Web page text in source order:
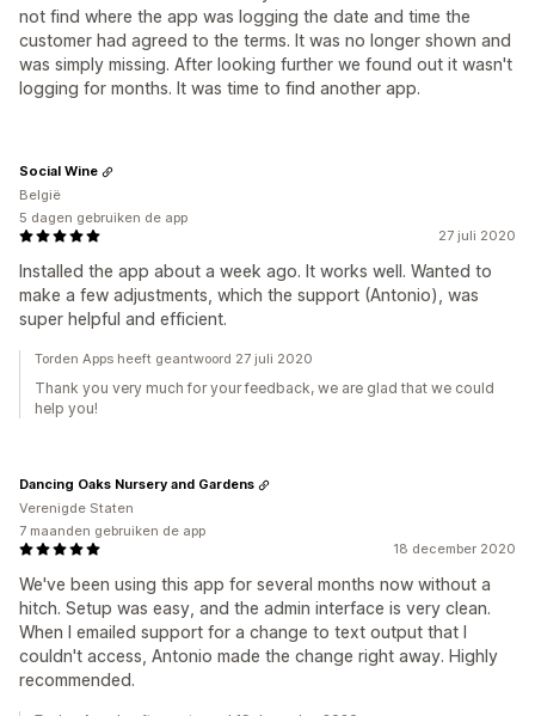
not find where the app was logging the date and time the
customer had agreed to the terms. It was no longer shown and
was simply missing. After looking further we found out it wasn't
logging for months. It was time to find another app.
27 juli 2020
Installed the app about a week ago. It works well. Wanted to
make a few adjustments, which the support (Antonio), was
super helpful and efficient.
Social Wine
België
5 dagen gebruiken de app
Torden Apps heeft geantwoord 27 juli 2020
Thank you very much for your feedback, we are glad that we could
help you!
18 december 2020
We've been using this app for several months now without a
hitch. Setup was easy, and the admin interface is very clean.
When I emailed support for a change to text output that I
couldn't access, Antonio made the change right away. Highly
recommended.
Dancing Oaks Nursery and Gardens
Verenigde Staten
7 maanden gebruiken de app